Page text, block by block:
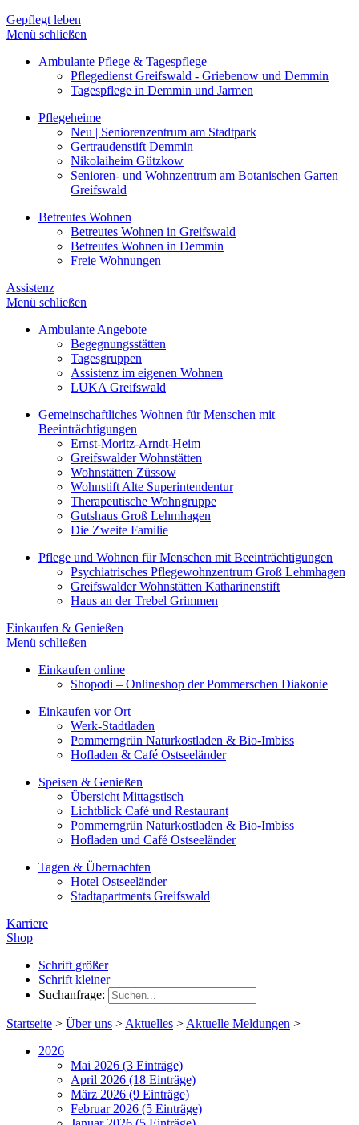
Gepflegt leben
Menü schließen
Ambulante Pflege & Tagespflege
Pflegedienst Greifswald - Griebenow und Demmin
Tagespflege in Demmin und Jarmen
Pflegeheime
Neu | Seniorenzentrum am Stadtpark
Gertraudenstift Demmin
Nikolaiheim Gützkow
Senioren- und Wohnzentrum am Botanischen Garten
Greifswald
Betreutes Wohnen
Betreutes Wohnen in Greifswald
Betreutes Wohnen in Demmin
Freie Wohnungen
Assistenz
Menü schließen
Ambulante Angebote
Begegnungsstätten
Tagesgruppen
Assistenz im eigenen Wohnen
LUKA Greifswald
Gemeinschaftliches Wohnen für Menschen mit
Beeinträchtigungen
Ernst-Moritz-Arndt-Heim
Greifswalder Wohnstätten
Wohnstätten Züssow
Wohnstift Alte Superintendentur
Therapeutische Wohngruppe
Gutshaus Groß Lehmhagen
Die Zweite Familie
Pflege und Wohnen für Menschen mit Beeinträchtigungen
Psychiatrisches Pflegewohnzentrum Groß Lehmhagen
Greifswalder Wohnstätten Katharinenstift
Haus an der Trebel Grimmen
Einkaufen & Genießen
Menü schließen
Einkaufen online
Shopodi – Onlineshop der Pommerschen Diakonie
Einkaufen vor Ort
Werk-Stadtladen
Pommerngrün Naturkostladen & Bio-Imbiss
Hofladen & Café Ostseeländer
Speisen & Genießen
Übersicht Mittagstisch
Lichtblick Café und Restaurant
Pommerngrün Naturkostladen & Bio-Imbiss
Hofladen und Café Ostseeländer
Tagen & Übernachten
Hotel Ostseeländer
Stadtapartments Greifswald
Karriere
Shop
Schrift größer
Schrift kleiner
Suchanfrage:
Startseite > Über uns > Aktuelles > Aktuelle Meldungen >
2026
Mai 2026 (3 Einträge)
April 2026 (18 Einträge)
März 2026 (9 Einträge)
Februar 2026 (5 Einträge)